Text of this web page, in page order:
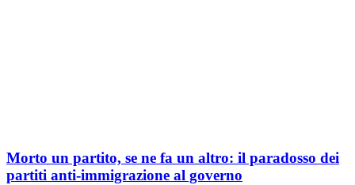
Morto un partito, se ne fa un altro: il paradosso dei
partiti anti-immigrazione al governo